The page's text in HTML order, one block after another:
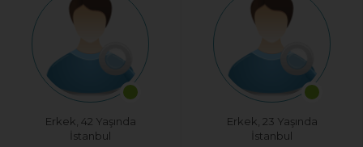
Erkek, 42 Yaşında
İstanbul
Erkek, 23 Yaşında
İstanbul